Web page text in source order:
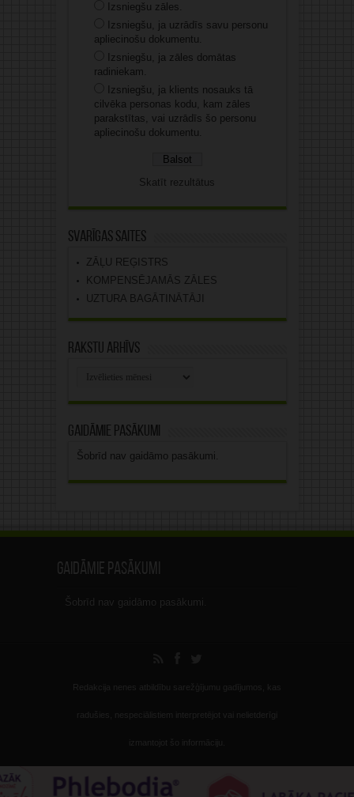
Izsniegšu zāles.
Izsniegšu, ja uzrādīs savu personu
apliecinošu dokumentu.
Izsniegšu, ja zāles domātas
radiniekam.
Izsniegšu, ja klients nosauks tā
cilvēka personas kodu, kam zāles
parakstītas, vai uzrādīs šo personu
apliecinošu dokumentu.
Skatīt rezultātus
Svarīgas saites
ZĀĻU REĢISTRS
KOMPENSĒJAMĀS ZĀLES
UZTURA BAGĀTINĀTĀJI
Rakstu arhīvs
Gaidāmie pasākumi
Šobrīd nav gaidāmo pasākumi.
Gaidāmie pasākumi
Šobrīd nav gaidāmo pasākumi.
Redakcija nenes atbildību sarežģījumu gadījumos, kas